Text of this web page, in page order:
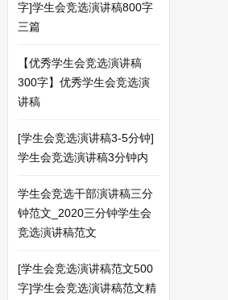
字]学生会竞选演讲稿800字
三篇
【优秀学生会竞选演讲稿
300字】优秀学生会竞选演
讲稿
[学生会竞选演讲稿3-5分钟]
学生会竞选演讲稿3分钟内
学生会竞选干部演讲稿三分
钟范文_2020三分钟学生会
竞选演讲稿范文
[学生会竞选演讲稿范文500
字]学生会竞选演讲稿范文精